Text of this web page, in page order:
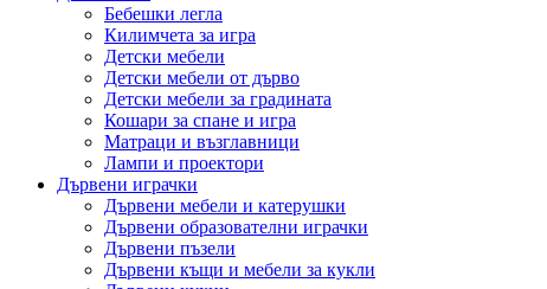
Бебешки легла
Килимчета за игра
Детски мебели
Детски мебели от дърво
Детски мебели за градината
Кошари за спане и игра
Матраци и възглавници
Лампи и проектори
Дървени играчки
Дървени мебели и катерушки
Дървени образователни играчки
Дървени пъзели
Дървени къщи и мебели за кукли